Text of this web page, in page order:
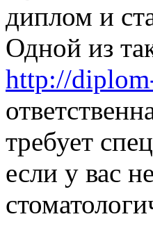
диплом и
Одной из
http://
требует
если у вас